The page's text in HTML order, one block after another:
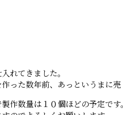
れてきました。
った数年前、あっというまに
作数量は１０個ほどの予定です。